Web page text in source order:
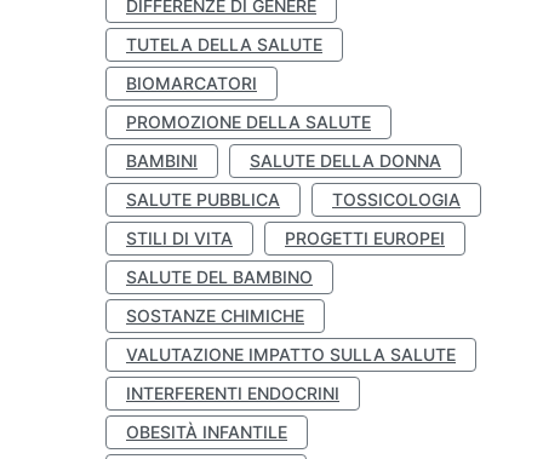
DIFFERENZE DI GENERE
TUTELA DELLA SALUTE
BIOMARCATORI
PROMOZIONE DELLA SALUTE
BAMBINI
SALUTE DELLA DONNA
SALUTE PUBBLICA
TOSSICOLOGIA
STILI DI VITA
PROGETTI EUROPEI
SALUTE DEL BAMBINO
SOSTANZE CHIMICHE
VALUTAZIONE IMPATTO SULLA SALUTE
INTERFERENTI ENDOCRINI
OBESITÀ INFANTILE